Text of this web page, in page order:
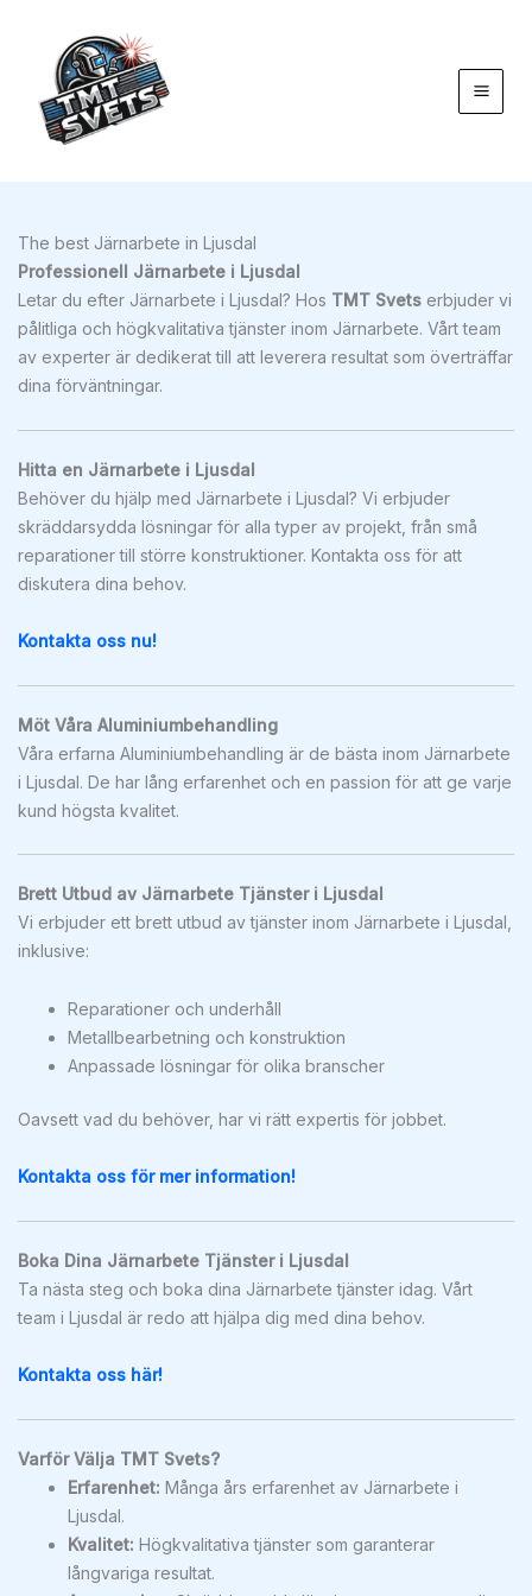
innehåll
The best Järnarbete in Ljusdal
Professionell Järnarbete i Ljusdal
Letar du efter Järnarbete i Ljusdal? Hos TMT Svets erbjuder vi
pålitliga och högkvalitativa tjänster inom Järnarbete. Vårt team
av experter är dedikerat till att leverera resultat som överträffar
dina förväntningar.
Hitta en Järnarbete i Ljusdal
Behöver du hjälp med Järnarbete i Ljusdal? Vi erbjuder
skräddarsydda lösningar för alla typer av projekt, från små
reparationer till större konstruktioner. Kontakta oss för att
diskutera dina behov.
Kontakta oss nu!
Möt Våra Aluminiumbehandling
Våra erfarna Aluminiumbehandling är de bästa inom Järnarbete
i Ljusdal. De har lång erfarenhet och en passion för att ge varje
kund högsta kvalitet.
Brett Utbud av Järnarbete Tjänster i Ljusdal
Vi erbjuder ett brett utbud av tjänster inom Järnarbete i Ljusdal,
inklusive:
Reparationer och underhåll
Metallbearbetning och konstruktion
Anpassade lösningar för olika branscher
Oavsett vad du behöver, har vi rätt expertis för jobbet.
Kontakta oss för mer information!
Boka Dina Järnarbete Tjänster i Ljusdal
Ta nästa steg och boka dina Järnarbete tjänster idag. Vårt
team i Ljusdal är redo att hjälpa dig med dina behov.
Kontakta oss här!
Varför Välja TMT Svets?
Erfarenhet: Många års erfarenhet av Järnarbete i
Ljusdal.
Kvalitet: Högkvalitativa tjänster som garanterar
långvariga resultat.